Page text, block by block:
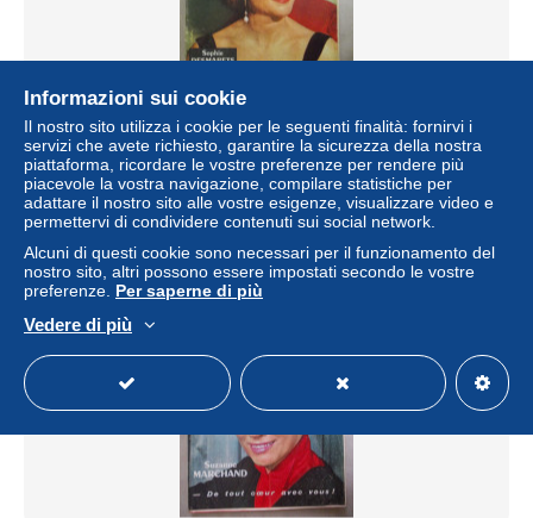
LA SEMAINE RADIO TV 1964 SOPHIE DESMARETS
± 5,78 USD
Stato Residenziale
Informazioni sui cookie
Il nostro sito utilizza i cookie per le seguenti finalità: fornirvi i
servizi che avete richiesto, garantire la sicurezza della nostra
piattaforma, ricordare le vostre preferenze per rendere più
piacevole la vostra navigazione, compilare statistiche per
adattare il nostro sito alle vostre esigenze, visualizzare video e
permettervi di condividere contenuti sui social network.
Alcuni di questi cookie sono necessari per il funzionamento del
nostro sito, altri possono essere impostati secondo le vostre
preferenze. Per saperne di più
Vedere di più